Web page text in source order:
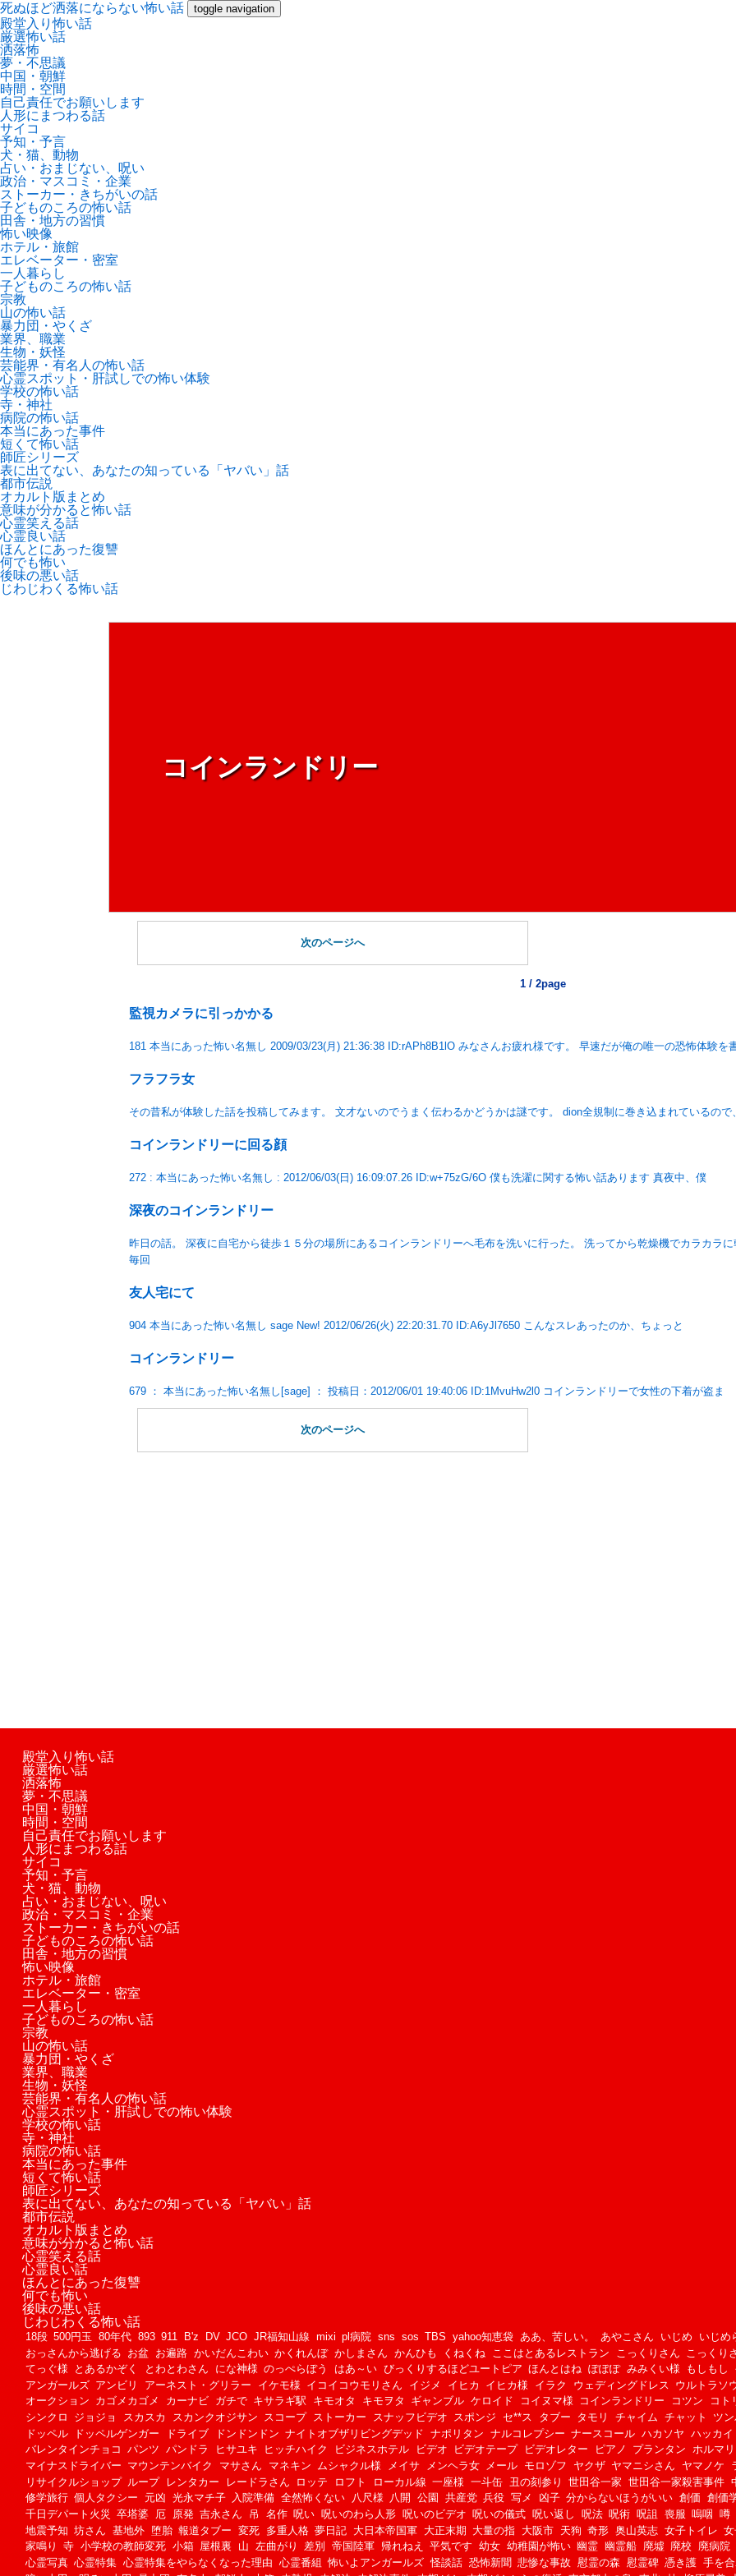
死ぬほど洒落にならない怖い話 toggle navigation
殿堂入り怖い話
厳選怖い話
洒落怖
夢・不思議
中国・朝鮮
時間・空間
自己責任でお願いします
人形にまつわる話
サイコ
予知・予言
犬・猫、動物
占い・おまじない、呪い
政治・マスコミ・企業
ストーカー・きちがいの話
子どものころの怖い話
田舎・地方の習慣
怖い映像
ホテル・旅館
エレベーター・密室
一人暮らし
子どものころの怖い話
宗教
山の怖い話
暴力団・やくざ
業界、職業
生物・妖怪
芸能界・有名人の怖い話
心霊スポット・肝試しでの怖い体験
学校の怖い話
寺・神社
病院の怖い話
本当にあった事件
短くて怖い話
師匠シリーズ
表に出てない、あなたの知っている「ヤバい」話
都市伝説
オカルト版まとめ
意味が分かると怖い話
心霊笑える話
心霊良い話
ほんとにあった復讐
何でも怖い
後味の悪い話
じわじわくる怖い話
コインランドリー
次のページへ
1 / 2page
監視カメラに引っかかる
181 本当にあった怖い名無し 2009/03/23(月) 21:36:38 ID:rAPh8B1lO みなさんお疲れ様です。 早速だが俺の唯一の恐怖体験を
フラフラ女
その昔私が体験した話を投稿してみます。 文才ないのでうまく伝わるかどうかは謎です。 dion全規制に巻き込まれているので
コインランドリーに回る顔
272 : 本当にあった怖い名無し : 2012/06/03(日) 16:09:07.26 ID:w+75zG/6O 僕も洗濯に関する怖い話あります 真夜中、僕
深夜のコインランドリー
昨日の話。 深夜に自宅から徒歩１５分の場所にあるコインランドリーへ毛布を洗いに行った。 洗ってから乾燥機でカラカラ
毎回
友人宅にて
904 本当にあった怖い名無し sage New! 2012/06/26(火) 22:20:31.70 ID:A6yJl7650 こんなスレあったのか、ちょっと
コインランドリー
679 ： 本当にあった怖い名無し[sage] ： 投稿日：2012/06/01 19:40:06 ID:1MvuHw2l0 コインランドリーで女性の下着が盗ま
次のページへ
殿堂入り怖い話
厳選怖い話
洒落怖
夢・不思議
中国・朝鮮
時間・空間
自己責任でお願いします
人形にまつわる話
サイコ
予知・予言
犬・猫、動物
占い・おまじない、呪い
政治・マスコミ・企業
ストーカー・きちがいの話
子どものころの怖い話
田舎・地方の習慣
怖い映像
ホテル・旅館
エレベーター・密室
一人暮らし
子どものころの怖い話
宗教
山の怖い話
暴力団・やくざ
業界、職業
生物・妖怪
芸能界・有名人の怖い話
心霊スポット・肝試しでの怖い体験
学校の怖い話
寺・神社
病院の怖い話
本当にあった事件
短くて怖い話
師匠シリーズ
表に出てない、あなたの知っている「ヤバい」話
都市伝説
オカルト版まとめ
意味が分かると怖い話
心霊笑える話
心霊良い話
ほんとにあった復讐
何でも怖い
後味の悪い話
じわじわくる怖い話
18段 500円玉 80年代 893 911 B'z DV JCO JR福知山線 mixi pl病院 sns sos TBS yahoo知恵袋 ああ、苦しい。 あやこさん いじめ
いじめ
おっさんから逃げる お盆 お遍路 かいだんこわい かくれんぼ かしまさん かんひも くねくね ここはとあるレストラン こっくりさん
こっくり
てっぐ様
とあるかぞく とわとわさん にな神様 のっぺらぼう はあ～い びっくりするほどユートピア ほんとはね ぽぽぽ みみくい様 もしもし
アンガールズ アンビリ アーネスト・グリラー イケモ様 イコイコウモリさん イジメ イヒカ イヒカ様 イラク ウェディングドレス
ウルトラソ
オークション カゴメカゴメ カーナビ ガチで キサラギ駅 キモオタ キモヲタ ギャンブル ケロイド コイヌマ様 コインランドリー コツン
コト
シンクロ
ジョジョ スカスカ スカンクオジサン スコープ ストーカー スナッフビデオ スポンジ セ**ス タブー タモリ チャイム チャット
ツ
ドッペル
ドッペルゲンガー ドライブ ドンドンドン ナイトオブザリビングデッド ナポリタン ナルコレプシー ナースコール ハカソヤ ハッカイ
バレンタインチョコ
パンツ パンドラ ヒサユキ ヒッチハイク ビジネスホテル ビデオ ビデオテープ ビデオレター ピアノ プランタン ホルマ
マイナスドライバー マウンテンバイク マサさん マネキン ムシャクル様 メイサ メンヘラ女 メール モロゾフ ヤクザ ヤマニシさん ヤマノケ
リサイクルショップ
ループ レンタカー レードラさん ロッテ ロフト ローカル線 一座様 一斗缶 丑の刻参り 世田谷一家 世田谷一家殺害事件
修学旅行 個人タクシー 元凶 光永マチ子 入院準備 全然怖くない 八尺様 八開 公園 共産党 兵役 写メ 凶子 分からないほうがいい 創価 創価
千日デパート火災
卒塔婆 厄 原発 吉永さん 吊 名作 呪い 呪いのわら人形 呪いのビデオ 呪いの儀式 呪い返し 呪法 呪術 呪詛 喪服 嗚咽
噂
地震予知 坊さん 基地外 堕胎 報道タブー 変死 多重人格 夢日記 大日本帝国軍 大正末期 大量の指 大阪市 天狗 奇形 奥山英志 女子トイレ
家鳴り
寺 小学校の教師変死 小箱 屋根裏 山 左曲がり 差別 帝国陸軍 帰れねえ 平気です 幼女 幼稚園が怖い 幽霊 幽霊船 廃墟 廃校
廃病院
心霊写真 心霊特集 心霊特集をやらなくなった理由 心霊番組 怖いよアンガールズ 怪談話 恐怖新聞 悲惨な事故 慰霊の森 慰霊碑 憑き護 手を